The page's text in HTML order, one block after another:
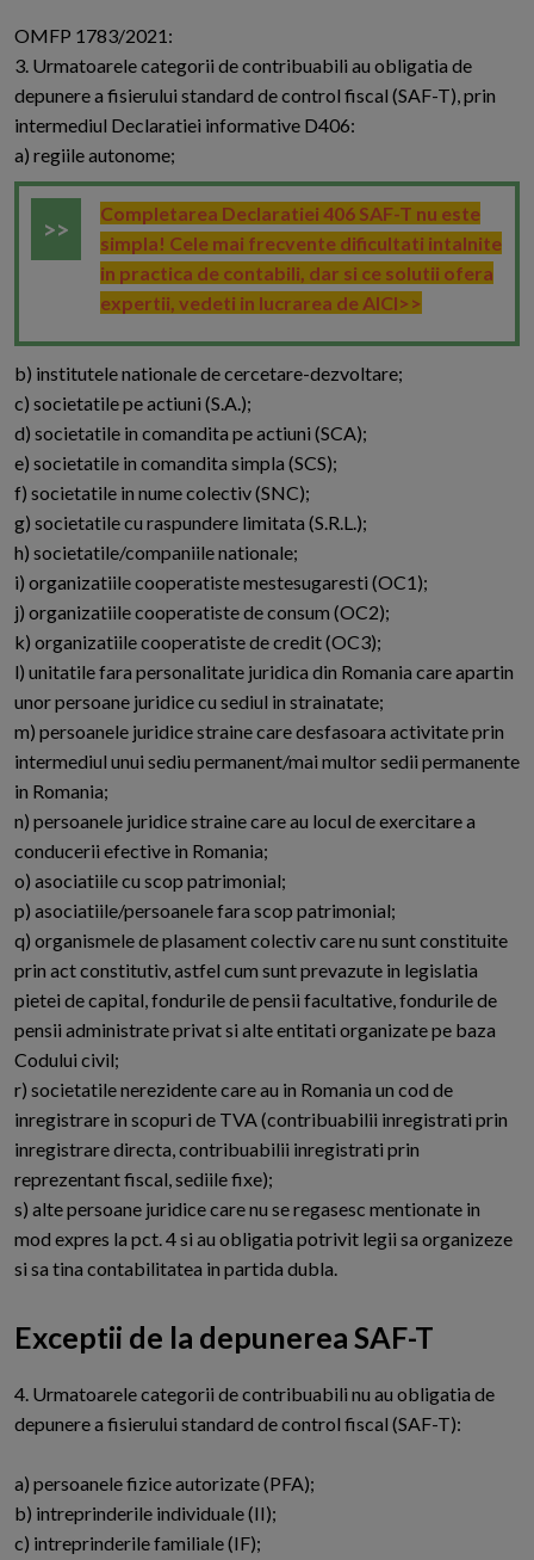
OMFP 1783/2021:
3. Urmatoarele categorii de contribuabili au obligatia de
depunere a fisierului standard de control fiscal (SAF-T), prin
intermediul Declaratiei informative D406:
a) regiile autonome;
Completarea Declaratiei 406 SAF-T nu este
simpla! Cele mai frecvente dificultati intalnite
in practica de contabili, dar si ce solutii ofera
expertii, vedeti in lucrarea de AICI>>
b) institutele nationale de cercetare-dezvoltare;
c) societatile pe actiuni (S.A.);
d) societatile in comandita pe actiuni (SCA);
e) societatile in comandita simpla (SCS);
f) societatile in nume colectiv (SNC);
g) societatile cu raspundere limitata (S.R.L.);
h) societatile/companiile nationale;
i) organizatiile cooperatiste mestesugaresti (OC1);
j) organizatiile cooperatiste de consum (OC2);
k) organizatiile cooperatiste de credit (OC3);
l) unitatile fara personalitate juridica din Romania care apartin
unor persoane juridice cu sediul in strainatate;
m) persoanele juridice straine care desfasoara activitate prin
intermediul unui sediu permanent/mai multor sedii permanente
in Romania;
n) persoanele juridice straine care au locul de exercitare a
conducerii efective in Romania;
o) asociatiile cu scop patrimonial;
p) asociatiile/persoanele fara scop patrimonial;
q) organismele de plasament colectiv care nu sunt constituite
prin act constitutiv, astfel cum sunt prevazute in legislatia
pietei de capital, fondurile de pensii facultative, fondurile de
pensii administrate privat si alte entitati organizate pe baza
Codului civil;
r) societatile nerezidente care au in Romania un cod de
inregistrare in scopuri de TVA (contribuabilii inregistrati prin
inregistrare directa, contribuabilii inregistrati prin
reprezentant fiscal, sediile fixe);
s) alte persoane juridice care nu se regasesc mentionate in
mod expres la pct. 4 si au obligatia potrivit legii sa organizeze
si sa tina contabilitatea in partida dubla.
Exceptii de la depunerea SAF-T
4. Urmatoarele categorii de contribuabili nu au obligatia de
depunere a fisierului standard de control fiscal (SAF-T):
a) persoanele fizice autorizate (PFA);
b) intreprinderile individuale (II);
c) intreprinderile familiale (IF);